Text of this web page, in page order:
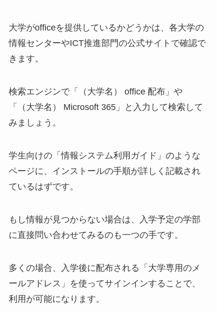
大学がofficeを提供しているかどうかは、各大学の
情報センターやICT推進部門の公式サイトで確認で
きます。
検索エンジンで「（大学名） office 配布」や
「（大学名） Microsoft 365」と入力して検索して
みましょう。
学生向けの「情報システム利用ガイド」のような
ページに、インストールの手順が詳しく記載され
ているはずです。
もし情報が見つからない場合は、入学予定の学部
に直接問い合わせてみるのも一つの手です。
多くの場合、入学後に配布される「大学専用のメ
ールアドレス」を使ってサインインすることで、
利用が可能になります。